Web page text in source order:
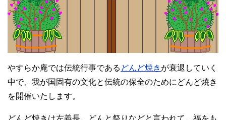
やすらか庵では伝統行事である どんど焼き が衰退していく
中で、我が国固有の文化と伝統の保全のためにどんど焼き
を開催いたします。